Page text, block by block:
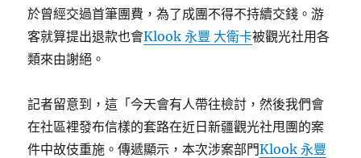
於曾經交過首筆團費，為了成團不得不持續交錢。游
客就算提出退款也會Klook 永豐 大衛卡被觀光社用各
類來由謝絕。
記者留意到，這「今天會有人帶往檢討，然後我們會
在社區裡發布信樣的套路在近日新疆觀光社甩團的案
件中故伎重施。傳遞顯示，本次涉案部門Klook 永豐